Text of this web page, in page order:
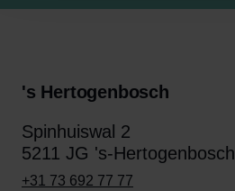
's Hertogenbosch
Spinhuiswal 2
5211 JG 's-Hertogenbosch
+31 73 692 77 77